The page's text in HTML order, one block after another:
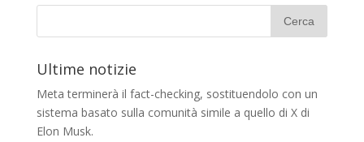
Ultime notizie
Meta terminerà il fact-checking, sostituendolo con un
sistema basato sulla comunità simile a quello di X di
Elon Musk.